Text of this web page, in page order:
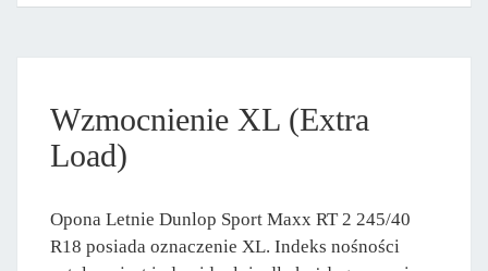
Wzmocnienie XL (Extra
Load)
Opona Letnie Dunlop Sport Maxx RT 2 245/40
R18 posiada oznaczenie XL. Indeks nośności